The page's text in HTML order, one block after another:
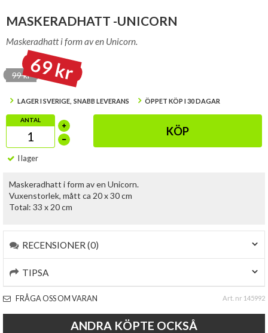
MASKERADHATT -UNICORN
Maskeradhatt i form av en Unicorn.
99 kr69 kr
LAGER I SVERIGE, SNABB LEVERANS ÖPPET KÖP I 30 DAGAR
ANTAL
KÖP
I lager
Maskeradhatt i form av en Unicorn.
Vuxenstorlek, mått ca 20 x 30 cm
Total: 33 x 20 cm
RECENSIONER (0)
TIPSA
FRÅGA OSS OM VARAN Art. nr 145992
ANDRA KÖPTE OCKSÅ